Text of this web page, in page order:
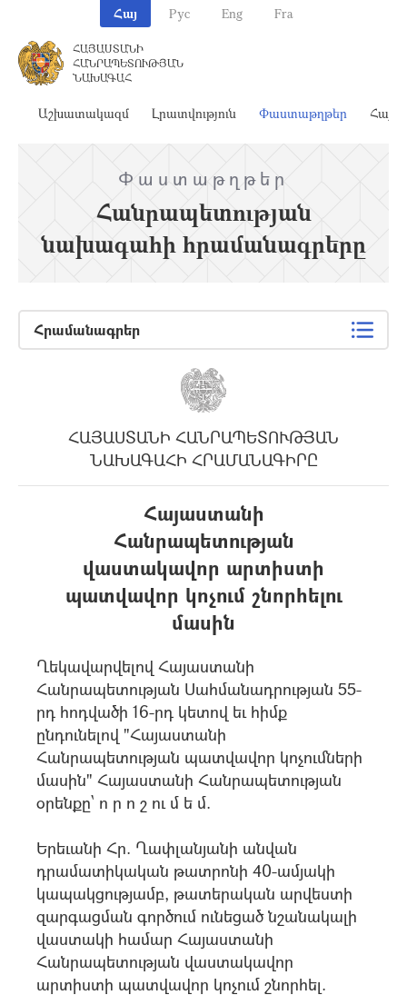
Հայ Рус Eng Fra
ՀԱՅԱՍՏԱՆԻ
ՀԱՆՐԱՊԵՏՈՒԹՅԱՆ
ՆԱԽԱԳԱՀ
Աշխատակազմ Լրատվություն Փաստաթղթեր
Փաստաթղթեր
Հանրապետության
նախագահի հրամանագրերը
Հրամանագրեր
ՀԱՅԱՍՏԱՆԻ ՀԱՆՐԱՊԵՏՈՒԹՅԱՆ
ՆԱԽԱԳԱՀԻ ՀՐԱՄԱՆԱԳԻՐԸ
Հայաստանի
Հանրապետության
վաստակավոր արտիստի
պատվավոր կոչում շնորհելու
մասին
Ղեկավարվելով Հայաստանի
Հանրապետության Սահմանադրության 55-
րդ հոդվածի 16-րդ կետով եւ հիմք
ընդունելով "Հայաստանի
Հանրապետության պատվավոր կոչումների
մասին" Հայաստանի Հանրապետության
օրենքը` ո ր ո շ ու մ ե մ.
Երեւանի Հր. Ղափլանյանի անվան
դրամատիկական թատրոնի 40-ամյակի
կապակցությամբ, թատերական արվեստի
զարգացման գործում ունեցած նշանակալի
վաստակի համար Հայաստանի
Հանրապետության վաստակավոր
արտիստի պատվավոր կոչում շնորհել.